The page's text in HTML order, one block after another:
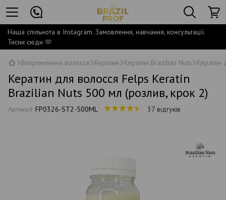
Наша спільнота в Instagram. Замовлення, навчання, консультації.
Тисни сюди 🫶
Випрямлення волосся Кератин Кератин Brazilian Nuts Кератин
Кератин для волосся Felps Keratin
Brazilian Nuts 500 мл (розлив, крок 2)
Артикул: FP0326-ST2-500ML 37 відгуків